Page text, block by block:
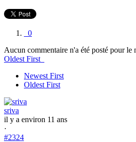
0
Aucun commentaire n'a été posté pour le
Oldest First
Newest First
Oldest First
sriva
il y a environ 11 ans
·
#2324